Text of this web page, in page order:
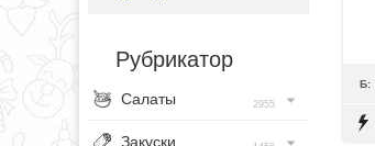
Рубрикатор
Салаты 2955
Закуски
Б: